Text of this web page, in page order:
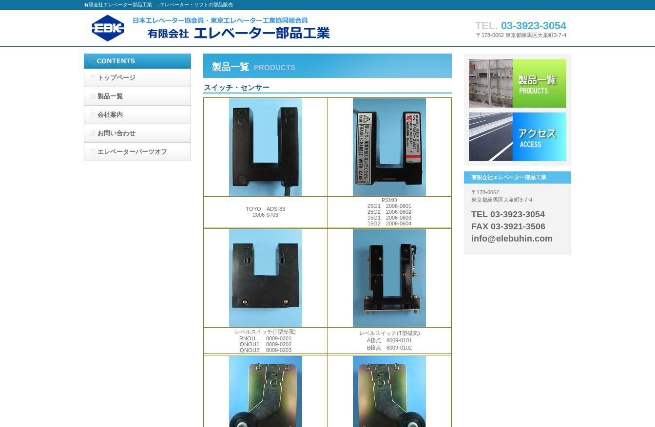
有限会社エレベーター部品工業 -エレベーター・リフトの部品販売-
TEL. 03-3923-3054
〒178-0062 東京都練馬区大泉町3-7-4
製品一覧 PRODUCTS
スイッチ・センサー
TOYO ADS-83
2006-0703
PSMO
25G1 2006-0601
25G2 2006-0602
15G1 2006-0603
15G2 2006-0604
レベルスイッチ(T型光電)
RNOU 8009-0201
QNOU1 8009-0202
QNOU2 8009-0203
レベルスイッチ(T型磁気)
A接点 8009-0101
B接点 8009-0102
トップページ
製品一覧
会社案内
お問い合わせ
エレベーターパーツオフ
有限会社エレベーター部品工業
〒178-0062
東京都練馬区大泉町3-7-4
TEL 03-3923-3054
FAX 03-3921-3506
info@elebuhin.com